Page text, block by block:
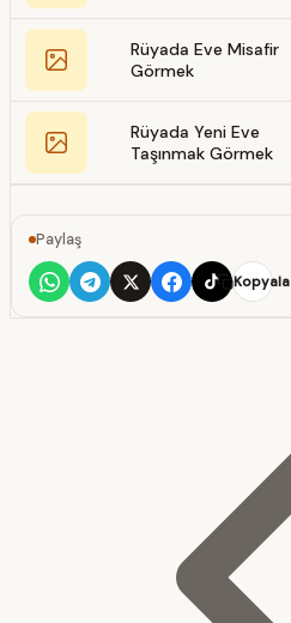
Rüyada Eve Misafir
Görmek
Rüyada Yeni Eve
Taşınmak Görmek
Paylaş
Kopyala